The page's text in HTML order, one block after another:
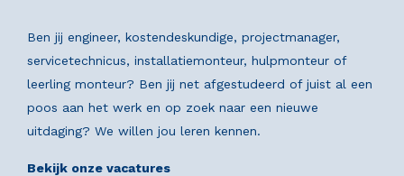
Ben jij engineer, kostendeskundige, projectmanager,
servicetechnicus, installatiemonteur, hulpmonteur of
leerling monteur? Ben jij net afgestudeerd of juist al een
poos aan het werk en op zoek naar een nieuwe
uitdaging? We willen jou leren kennen.
Bekijk onze vacatures